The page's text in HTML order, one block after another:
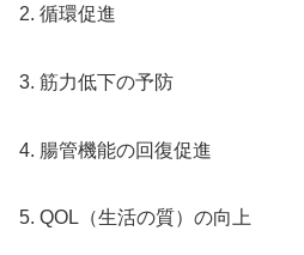
2. 循環促進
3. 筋力低下の予防
4. 腸管機能の回復促進
5. QOL（生活の質）の向上